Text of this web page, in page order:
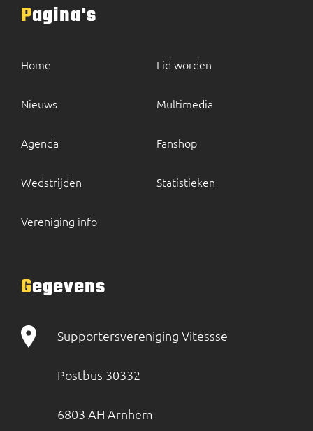
Pagina's
Home
Nieuws
Agenda
Wedstrijden
Vereniging info
Lid worden
Multimedia
Fanshop
Statistieken
Gegevens
Supportersvereniging Vitessse
Postbus 30332
6803 AH Arnhem